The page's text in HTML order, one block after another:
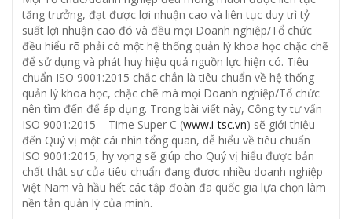
tăng trưởng, đạt được lợi nhuận cao và liên tục duy trì tỷ
suất lợi nhuận cao đó và đều mọi Doanh nghiệp/Tổ chức
đều hiểu rõ phải có một hệ thống quản lý khoa học chặc chẽ
để sử dụng và phát huy hiệu quả nguồn lực hiện có. Tiêu
chuẩn ISO 9001:2015 chắc chắn là tiêu chuẩn về hệ thống
quản lý khoa học, chặc chẽ mà mọi Doanh nghiệp/Tổ chức
nên tìm đến để áp dụng. Trong bài viết này, Công ty tư vấn
ISO 9001:2015 – Time Super C (www.i-tsc.vn) sẽ giới thiệu
đến Quý vị một cái nhìn tổng quan, dễ hiểu về tiêu chuẩn
ISO 9001:2015, hy vọng sẽ giúp cho Quý vị hiểu được bản
chất thật sự của tiêu chuẩn đang được nhiều doanh nghiệp
Việt Nam và hầu hết các tập đoàn đa quốc gia lựa chọn làm
nền tản quản lý của mình.